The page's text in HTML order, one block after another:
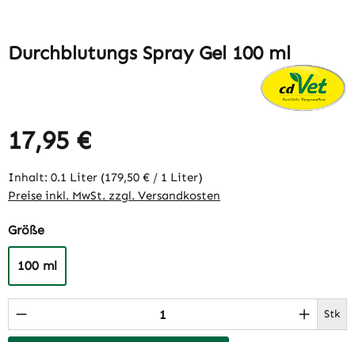
Durchblutungs Spray Gel 100 ml
Regulärer Preis:
17,95 €
Inhalt: 0.1 Liter (179,50 € / 1 Liter)
Preise inkl. MwSt. zzgl. Versandkosten
Größeauswählen
100 ml
Produkt Anzahl: Gib den gewünschten Stk